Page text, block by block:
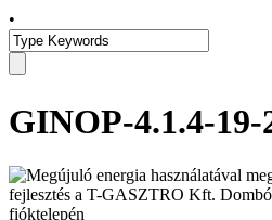
•
GINOP-4.1.4-19-